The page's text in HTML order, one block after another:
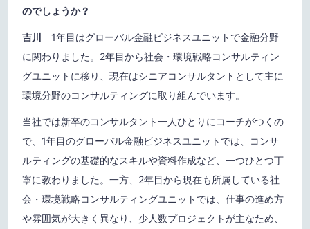
のでしょうか？
吉川
1年目はグローバル金融ビジネスユニットで金融分野
に関わりました。2年目から社会・環境戦略コンサルティン
グユニットに移り、現在はシニアコンサルタントとして主に
環境分野のコンサルティングに取り組んでいます。
当社では新卒のコンサルタント一人ひとりにコーチがつくの
で、1年目のグローバル金融ビジネスユニットでは、コンサ
ルティングの基礎的なスキルや資料作成など、一つひとつ丁
寧に教わりました。一方、2年目から現在も所属している社
会・環境戦略コンサルティングユニットでは、仕事の進め方
や雰囲気が大きく異なり、少人数プロジェクトが主なため、